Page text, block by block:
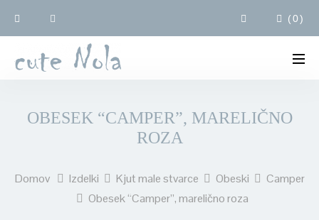
(0)
OBESEK “CAMPER”, MARELIČNO
ROZA
Domov Izdelki Kjut male stvarce Obeski
Camper
Obesek “Camper”, marelično roza